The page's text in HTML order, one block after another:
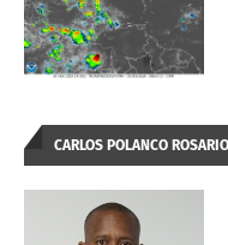
CARLOS POLANCO